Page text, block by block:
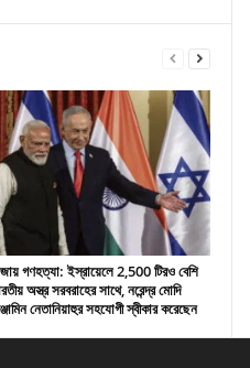
গণহত্যা: ইস্রায়েলে 2,500 টিরও বেশি
অস্ত্র সরবরাহের সাথে, নরেন্দ্র মোদি
নেতানিয়াহুর সহযোগী স্বীকার করেছেন